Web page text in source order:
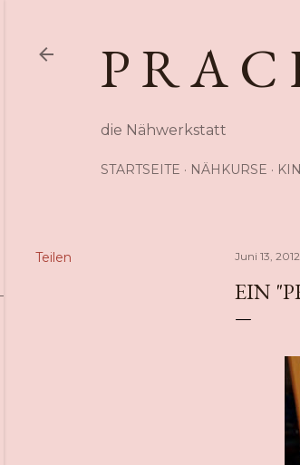
P R A C
die Nähwerkstatt
STARTSEITE NÄHKURSE
Teilen Juni 13, 2012
EIN